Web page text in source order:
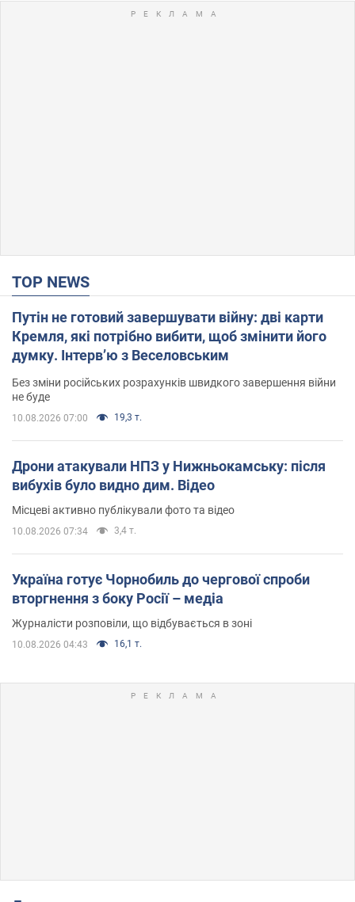
TOP NEWS
Путін не готовий завершувати війну: дві карти
Кремля, які потрібно вибити, щоб змінити його
думку. Інтерв’ю з Веселовським
Без зміни російських розрахунків швидкого завершення війни
не буде
10.08.2026 07:00 19,3 т.
Дрони атакували НПЗ у Нижньокамську: після
вибухів було видно дим. Відео
Місцеві активно публікували фото та відео
10.08.2026 07:34 3,4 т.
Україна готує Чорнобиль до чергової спроби
вторгнення з боку Росії – медіа
Журналісти розповіли, що відбувається в зоні
10.08.2026 04:43 16,1 т.